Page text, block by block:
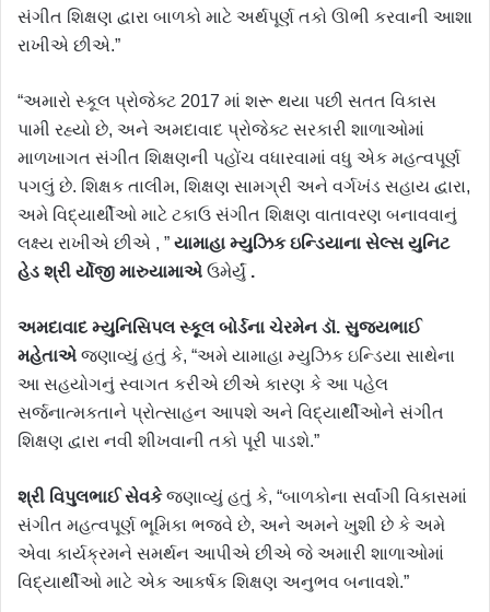
સંગીત શિક્ષણ દ્વારા બાળકો માટે અર્થપૂર્ણ તકો ઊભી કરવાની આશા
રાખીએ છીએ.”
“અમારો સ્કૂલ પ્રોજેક્ટ 2017 માં શરૂ થયા પછી સતત વિકાસ
પામી રહ્યો છે, અને અમદાવાદ પ્રોજેક્ટ સરકારી શાળાઓમાં
માળખાગત સંગીત શિક્ષણની પહોંચ વધારવામાં વધુ એક મહત્વપૂર્ણ
પગલું છે. શિક્ષક તાલીમ, શિક્ષણ સામગ્રી અને વર્ગખંડ સહાય દ્વારા,
અમે વિદ્યાર્થીઓ માટે ટકાઉ સંગીત શિક્ષણ વાતાવરણ બનાવવાનું
લક્ષ્ય રાખીએ છીએ , ” યામાહા મ્યુઝિક ઇન્ડિયાના સેલ્સ યુનિટ
હેડ શ્રી ર્યોજી મારુયામાએ ઉમેર્યું .
અમદાવાદ મ્યુનિસિપલ સ્કૂલ બોર્ડના ચેરમેન ડૉ. સુજયભાઈ
મહેતાએ જણાવ્યું હતું કે, “અમે યામાહા મ્યુઝિક ઇન્ડિયા સાથેના
આ સહયોગનું સ્વાગત કરીએ છીએ કારણ કે આ પહેલ
સર્જનાત્મકતાને પ્રોત્સાહન આપશે અને વિદ્યાર્થીઓને સંગીત
શિક્ષણ દ્વારા નવી શીખવાની તકો પૂરી પાડશે.”
શ્રી વિપુલભાઈ સેવકેજણાવ્યું હતું કે, “બાળકોના સર્વાંગી વિકાસમાં
સંગીત મહત્વપૂર્ણ ભૂમિકા ભજવે છે, અને અમને ખુશી છે કે અમે
એવા કાર્યક્રમને સમર્થન આપીએ છીએ જે અમારી શાળાઓમાં
વિદ્યાર્થીઓ માટે એક આકર્ષક શિક્ષણ અનુભવ બનાવશે.”